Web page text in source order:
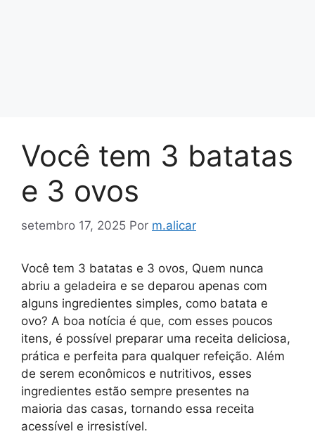
Você tem 3 batatas
e 3 ovos
setembro 17, 2025 Por m.alicar
Você tem 3 batatas e 3 ovos, Quem nunca
abriu a geladeira e se deparou apenas com
alguns ingredientes simples, como batata e
ovo? A boa notícia é que, com esses poucos
itens, é possível preparar uma receita deliciosa,
prática e perfeita para qualquer refeição. Além
de serem econômicos e nutritivos, esses
ingredientes estão sempre presentes na
maioria das casas, tornando essa receita
acessível e irresistível.